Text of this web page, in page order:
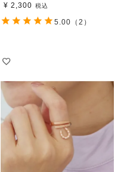
¥ 2,300 税込
5.00 （2）